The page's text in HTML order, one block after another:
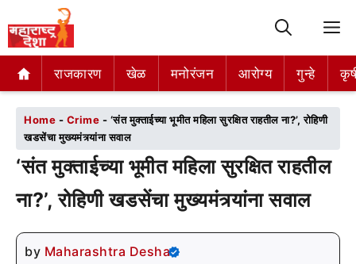
राजकारण खेळ मनोरंजन आरोग्य गुन्हे
राजकारण खेळ मनोरंजन आरोग्य गुन्हे
Home - Crime - ‘संत मुक्ताईच्या भूमीत महिला सुरक्षित राहतील ना?’, रोहिणी
खडसेंचा मुख्यमंत्र्यांना सवाल
‘संत मुक्ताईच्या भूमीत महिला सुरक्षित राहतील
ना?’, रोहिणी खडसेंचा मुख्यमंत्र्यांना सवाल
by Maharashtra Desha